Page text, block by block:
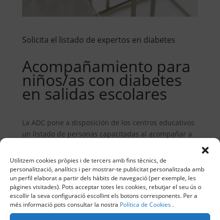
Utilitzem cookies pròpies i de tercers amb fins tècnics, de
personalització, analítics i per mostrar-te publicitat personalitzada amb
un perfil elaborat a partir dels hàbits de navegació (per exemple, les
pàgines visitades). Pots acceptar totes les cookies, rebutjar el seu ús o
escollir la seva configuració escollint els botons corresponents. Per a
més informació pots consultar la nostra Política de Cookies .
Solicita el listado de expertos en diabetes
Acompañamiento para
niños/as con diabetes
en salidas escolares
La ADC pone a disposición de los centros educativos
un listado de personas capacitadas al acompañar a
servicio externo , es decir, desde la ADC se facilita
el contacto pero no gestionamos la contratación. La
ADC recomienda un precio entre 60-80 €/día, si la
salida tiene pernoctación recomendamos 100€/día.
La ADC recomienda el servicio en casos de niños no